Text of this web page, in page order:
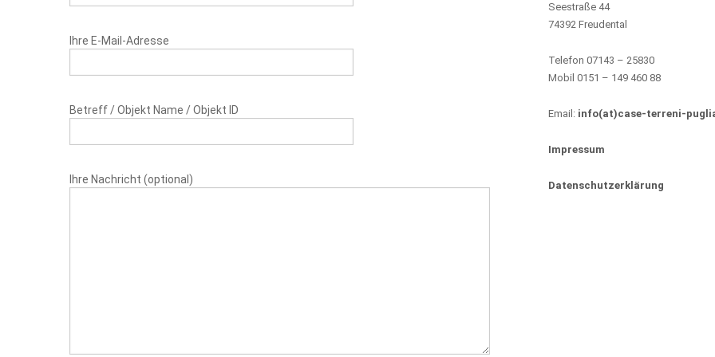
Ihre E-Mail-Adresse
Betreff / Objekt Name / Objekt ID
Ihre Nachricht (optional)
Seestraße 44
74392 Freudental
Telefon 07143 – 25830
Mobil 0151 – 149 460 88
Email: info(at)case-terreni-
Impressum
Datenschutzerklärung